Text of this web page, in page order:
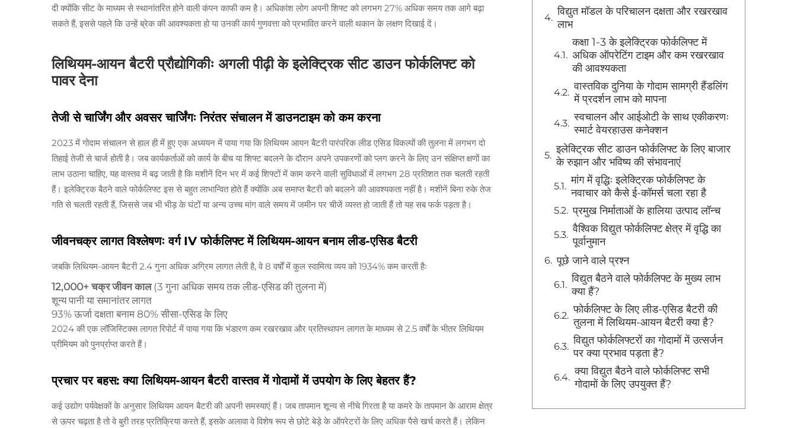
दी क्योंकि सीट के माध्यम से स्थानांतरित होने वाली कंपन काफी कम है। अधिकांश लोग अपनी शिफ्ट को लगभग 27% अधिक समय तक आगे बढ़ा
सकते हैं, इससे पहले कि उन्हें ब्रेक की आवश्यकता हो या उनकी कार्य गुणवत्ता को प्रभावित करने वाली थकान के लक्षण दिखाई दें।
लिथियम-आयन बैटरी प्रौद्योगिकीः अगली पीढ़ी के इलेक्ट्रिक सीट डाउन फोर्कलिफ्ट को
पावर देना
तेजी से चार्जिंग और अवसर चार्जिंगः निरंतर संचालन में डाउनटाइम को कम करना
2023 में गोदाम संचालन से हाल ही में हुए एक अध्ययन में पाया गया कि लिथियम आयन बैटरी पारंपरिक लीड एसिड विकल्पों की तुलना में लगभग दो
तिहाई तेजी से चार्ज होती है। जब कार्यकर्ताओं को कार्य के बीच या शिफ्ट बदलने के दौरान अपने उपकरणों को प्लग करने के लिए उन संक्षिप्त क्षणों का
लाभ उठाना चाहिए, यह वास्तव में बढ़ जाती है कि मशीनें दिन भर में कई शिफ्टों में काम करने वाली सुविधाओं में लगभग 28 प्रतिशत तक चलती रहती
हैं। इलेक्ट्रिक बैठने वाले फोर्कलिफ्ट इस से बहुत लाभान्वित होते हैं क्योंकि अब समाप्त बैटरी को बदलने की आवश्यकता नहीं है। मशीनें बिना रुके तेज
गति से चलती रहती हैं, जिससे जब भी भीड़ के घंटों या अन्य उच्च मांग वाले समय में जमीन पर चीजें व्यस्त हो जाती हैं तो यह सब फर्क पड़ता है।
जीवनचक्र लागत विश्लेषणः वर्ग IV फोर्कलिफ्ट में लिथियम-आयन बनाम लीड-एसिड बैटरी
जबकि लिथियम-आयन बैटरी 2.4 गुना अधिक अग्रिम लागत लेती है, वे 8 वर्षों में कुल स्वामित्व व्यय को 1934% कम करती हैः
12,000+ चक्र जीवन काल (3 गुना अधिक समय तक लीड-एसिड की तुलना में)
शून्य पानी या समानांतर लागत
93% ऊर्जा दक्षता बनाम 80% सीसा-एसिड के लिए
2024 की एक लॉजिस्टिक्स लागत रिपोर्ट में पाया गया कि भंडारण कम रखरखाव और प्रतिस्थापन लागत के माध्यम से 2.5 वर्षों के भीतर लिथियम
प्रीमियम को पुनर्प्राप्त करते हैं।
प्रचार पर बहस: क्या लिथियम-आयन बैटरी वास्तव में गोदामों में उपयोग के लिए बेहतर हैं?
कई उद्योग पर्यवेक्षकों के अनुसार लिथियम आयन बैटरी की अपनी समस्याएं हैं। जब तापमान शून्य से नीचे गिरता है या कमरे के तापमान के आराम क्षेत्र
से ऊपर चढ़ता है तो वे बुरी तरह प्रतिक्रिया करते हैं, इसके अलावा वे विशेष रूप से छोटे बेड़े के ऑपरेटरों के लिए अधिक पैसे खर्च करते हैं। लेकिन
विद्युत मॉडल के परिचालन दक्षता और रखरखाव
लाभ
कक्षा 1-3 के इलेक्ट्रिक फोर्कलिफ्ट में
अधिक ऑपरेटिंग टाइम और कम रखरखाव
की आवश्यकता
वास्तविक दुनिया के गोदाम सामग्री हैंडलिंग
में प्रदर्शन लाभ को मापना
स्वचालन और आईओटी के साथ एकीकरणः
स्मार्ट वेयरहाउस कनेक्शन
इलेक्ट्रिक सीट डाउन फोर्कलिफ्ट के लिए बाजार
के रुझान और भविष्य की संभावनाएं
मांग में वृद्धिः इलेक्ट्रिक फोर्कलिफ्ट के
नवाचार को कैसे ई-कॉमर्स चला रहा है
प्रमुख निर्माताओं के हालिया उत्पाद लॉन्च
वैश्विक विद्युत फोर्कलिफ्ट क्षेत्र में वृद्धि का
पूर्वानुमान
पूछे जाने वाले प्रश्न
विद्युत बैठने वाले फोर्कलिफ्ट के मुख्य लाभ
क्या हैं?
फोर्कलिफ्ट के लिए लीड-एसिड बैटरी की
तुलना में लिथियम-आयन बैटरी क्या है?
विद्युत फोर्कलिफ्टरों का गोदामों में उत्सर्जन
पर क्या प्रभाव पड़ता है?
क्या विद्युत बैठने वाले फोर्कलिफ्ट सभी
गोदामों के लिए उपयुक्त हैं?